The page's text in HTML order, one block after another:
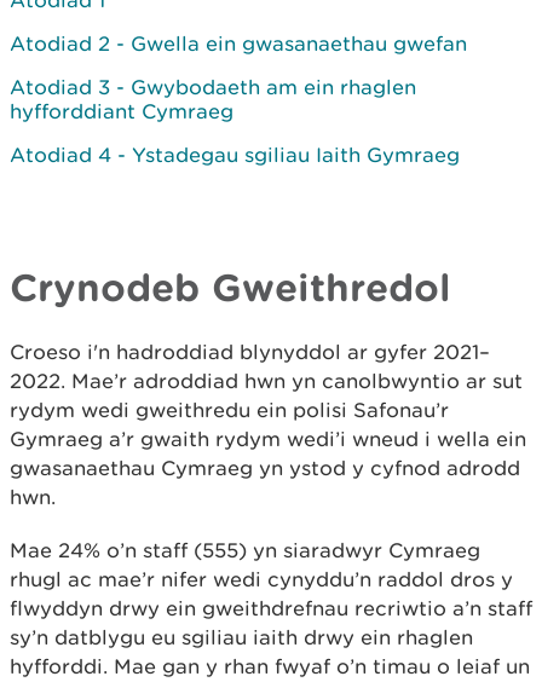
Atodiad 2 - Gwella ein gwasanaethau gwefan
Atodiad 3 - Gwybodaeth am ein rhaglen
hyfforddiant Cymraeg
Atodiad 4 - Ystadegau sgiliau Iaith Gymraeg
Crynodeb Gweithredol
Croeso i'n hadroddiad blynyddol ar gyfer 2021–
2022. Mae’r adroddiad hwn yn canolbwyntio ar sut
rydym wedi gweithredu ein polisi Safonau’r
Gymraeg a’r gwaith rydym wedi’i wneud i wella ein
gwasanaethau Cymraeg yn ystod y cyfnod adrodd
hwn.
Mae 24% o’n staff (555) yn siaradwyr Cymraeg
rhugl ac mae’r nifer wedi cynyddu’n raddol dros y
flwyddyn drwy ein gweithdrefnau recriwtio a’n staff
sy’n datblygu eu sgiliau iaith drwy ein rhaglen
hyfforddi. Mae gan y rhan fwyaf o’n timau o leiaf un